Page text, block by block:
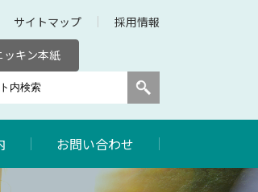
サイトマップ 採用情報
ッキン本紙
お問い合わせ